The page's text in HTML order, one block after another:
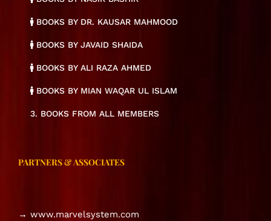
BOOKS BY DR. KAUSAR MAHMOOD
BOOKS BY JAVAID SHAIDA
BOOKS BY ALI RAZA AHMED
BOOKS BY MIAN WAQAR UL ISLAM
3. BOOKS FROM ALL MEMBERS
PARTNERS & ASSOCIATES
→ www.marvelsystem.com